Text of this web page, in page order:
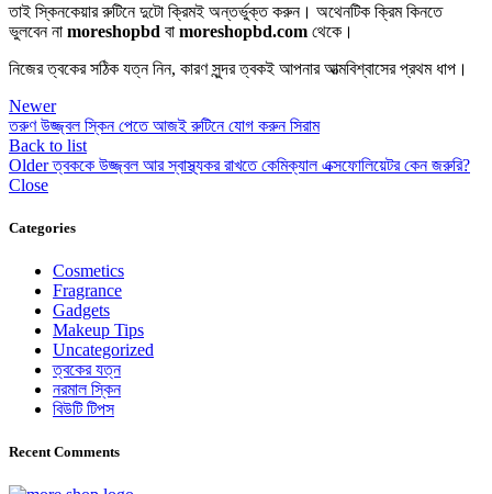
তাই স্কিনকেয়ার রুটিনে দুটো ক্রিমই অন্তর্ভুক্ত করুন। অথেনটিক ক্রিম কিনতে
ভুলবেন না moreshopbd বা moreshopbd.com থেকে।
নিজের ত্বকের সঠিক যত্ন নিন, কারণ সুন্দর ত্বকই আপনার আত্মবিশ্বাসের প্রথম ধাপ।
Newer
তরুণ উজ্জ্বল স্কিন পেতে আজই রুটিনে যোগ করুন সিরাম
Back to list
Older ত্বককে উজ্জ্বল আর স্বাস্থ্যকর রাখতে কেমিক্যাল এক্সফোলিয়েটর কেন জরুরি?
Close
Categories
Cosmetics
Fragrance
Gadgets
Makeup Tips
Uncategorized
ত্বকের যত্ন
নরমাল স্কিন
বিউটি টিপস
Recent Comments